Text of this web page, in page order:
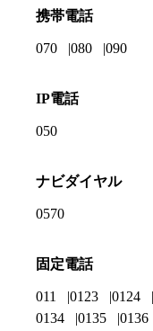
携帯電話
070 080 090
IP電話
050
ナビダイヤル
0570
固定電話
011 0123 0124
0134
0135 0136